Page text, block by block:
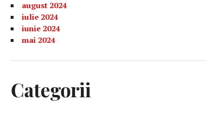
august 2024
iulie 2024
iunie 2024
mai 2024
Categorii